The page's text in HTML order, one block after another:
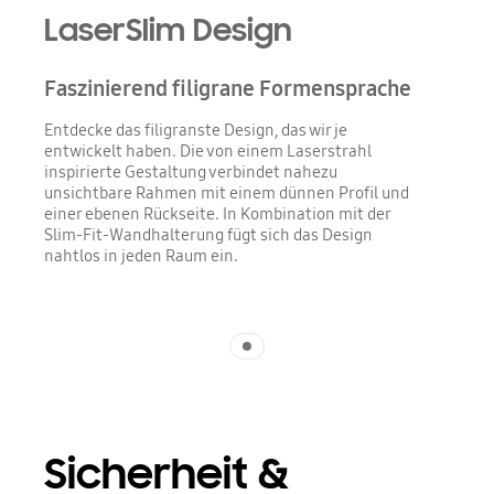
LaserSlim Design
Faszinierend filigrane Formensprache
Entdecke das filigranste Design, das wir je
entwickelt haben. Die von einem Laserstrahl
inspirierte Gestaltung verbindet nahezu
unsichtbare Rahmen mit einem dünnen Profil und
einer ebenen Rückseite. In Kombination mit der
Slim-Fit-Wandhalterung fügt sich das Design
nahtlos in jeden Raum ein.
Sicherheit &